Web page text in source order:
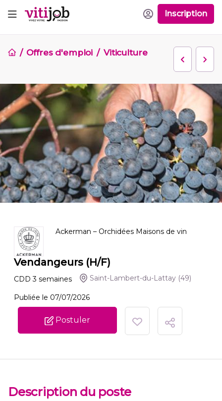
Inscription
Offres d'emploi Viticulture
Ackerman – Orchidées Maisons de vin
Vendangeurs (H/F)
CDD 3 semaines Saint-Lambert-du-Lattay (49)
Publiée le 07/07/2026
Postuler
Description du poste